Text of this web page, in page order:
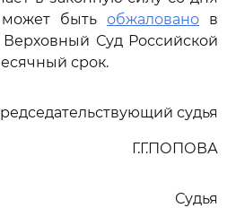
быть обжаловано в
Суд Российской
срок.
судья
Г.Г.ПОПОВА
Судья